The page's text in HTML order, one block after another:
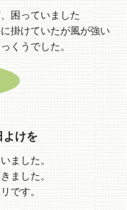
困っていました
掛けていたが風が強い
くうでした。
よけを
ました。
ました。
です。